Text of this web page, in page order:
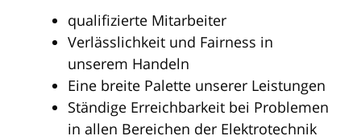
qualifizierte Mitarbeiter
Verlässlichkeit und Fairness in
unserem Handeln
Eine breite Palette unserer Leistungen
Ständige Erreichbarkeit bei Problemen
in allen Bereichen der Elektrotechnik